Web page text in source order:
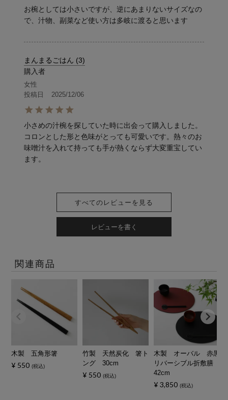
お椀としては小さいですが、逆にあまりないサイズなの
で、汁物、副菜など使い方は多岐に渡ると思います
まんまるごはん 3
購入者
女性
投稿日
2025/12/06
小さめの汁椀を探していた時に出会って購入しました。
コロンとした形と色味がとっても可愛いです。熱々のお
味噌汁を入れて持っても手が熱くならず大変重宝してい
ます。
すべてのレビューを見る
レビューを書く
関連商品
木製 五角形箸
¥ 550 税込
竹製 天然炭化 箸ト
ング 30cm
¥ 550 税込
木製 オーバル 赤黒
リバーシブル折敷膳
42cm
¥ 3,850 税込